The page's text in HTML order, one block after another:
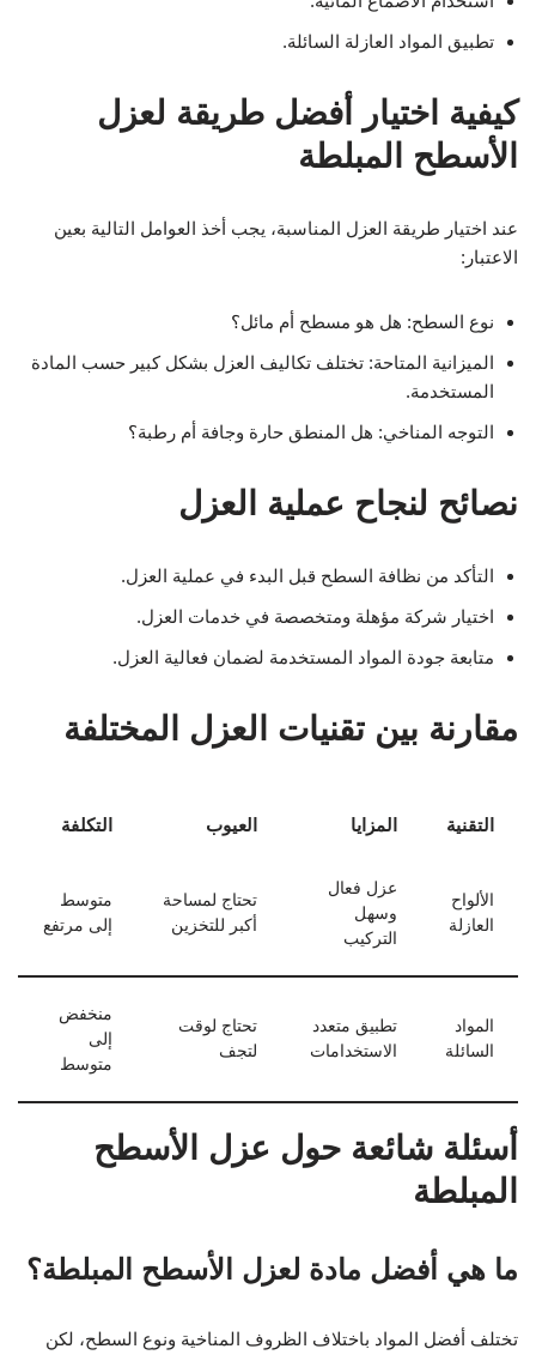
تطبيق المواد العازلة السائلة.
كيفية اختيار أفضل طريقة لعزل
الأسطح المبلطة
عند اختيار طريقة العزل المناسبة، يجب أخذ العوامل التالية بعين
الاعتبار:
نوع السطح: هل هو مسطح أم مائل؟
الميزانية المتاحة: تختلف تكاليف العزل بشكل كبير حسب المادة
المستخدمة.
التوجه المناخي: هل المنطق حارة وجافة أم رطبة؟
نصائح لنجاح عملية العزل
التأكد من نظافة السطح قبل البدء في عملية العزل.
اختيار شركة مؤهلة ومتخصصة في خدمات العزل.
متابعة جودة المواد المستخدمة لضمان فعالية العزل.
مقارنة بين تقنيات العزل المختلفة
التقنية المزايا العيوب التكلفة
الألواح
العازلة
عزل فعال
وسهل
التركيب
تحتاج لمساحة
أكبر للتخزين
متوسط
إلى مرتفع
المواد
السائلة
تطبيق متعدد
الاستخدامات
تحتاج لوقت
لتجف
منخفض
إلى
متوسط
أسئلة شائعة حول عزل الأسطح
المبلطة
ما هي أفضل مادة لعزل الأسطح المبلطة؟
تختلف أفضل المواد باختلاف الظروف المناخية ونوع السطح، لكن